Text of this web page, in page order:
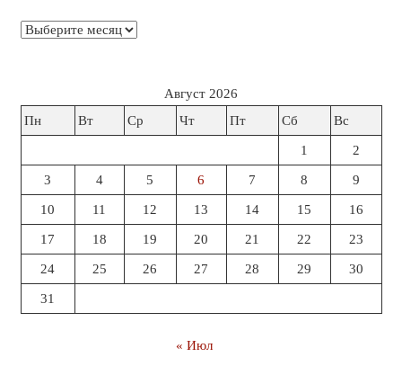
Архивы
Август 2026
Пн
Вт Ср Чт Пт Сб Вс
1 2
3 4 5 6 7 8 9
10 11 12 13 14 15 16
17 18 19 20 21 22 23
24 25 26 27 28 29 30
31
« Июл